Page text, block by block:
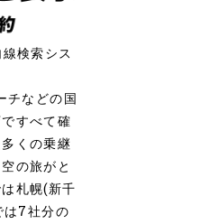
検索シス
チなどの国
すべて確
くの乗継
の旅がと
札幌(新千
は7社分の